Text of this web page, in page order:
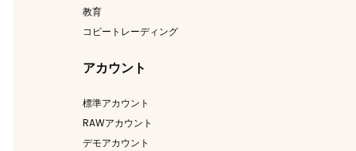
教育
コピートレーディング
アカウント
標準アカウント
RAWアカウント
デモアカウント